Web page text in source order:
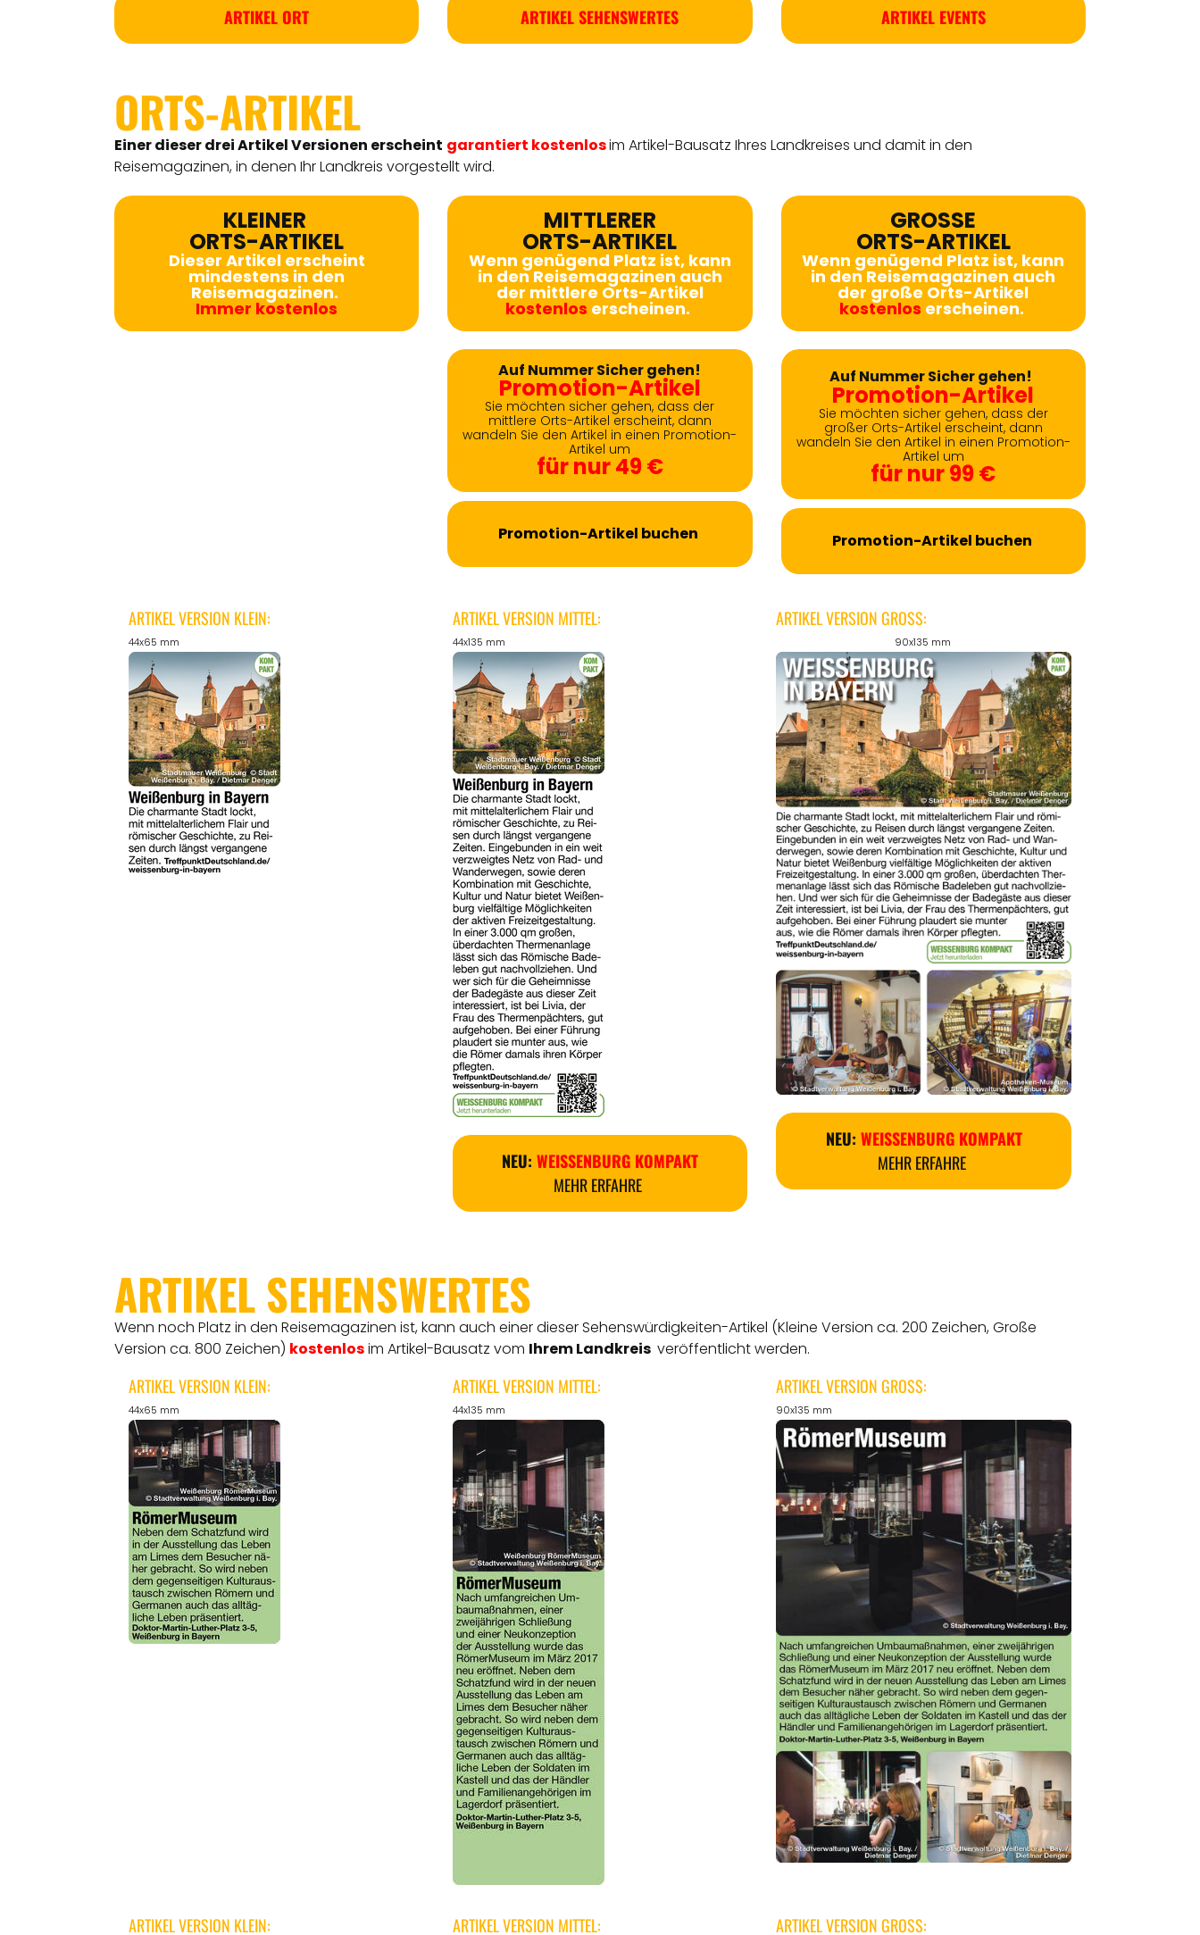
ARTIKEL ORT ARTIKEL SEHENSWERTES ARTIKEL EVENTS
ORTS-ARTIKEL
Einer dieser drei Artikel Versionen erscheint garantiert kostenlosim Artikel-Bausatz Ihres Landkreises und damit in den
Reisemagazinen, in denen Ihr Landkreis vorgestellt wird.
KLEINER
ORTS-ARTIKEL
Dieser Artikel erscheint
mindestens in den
Reisemagazinen.
Immer kostenlos
MITTLERER
ORTS-ARTIKEL
Wenn genügend Platz ist, kann
in den Reisemagazinen auch
der mittlere Orts-Artikel
kostenlos erscheinen.
Auf Nummer Sicher gehen!
Promotion-Artikel
Sie möchten sicher gehen, dass der
mittlere Orts-Artikel erscheint, dann
wandeln Sie den Artikel in einen Promotion-
Artikel um
für nur 49 €
Promotion-Artikel buchen
GROSSE
ORTS-ARTIKEL
Wenn genügend Platz ist, kann
in den Reisemagazinen auch
der große Orts-Artikel
kostenlos erscheinen.
Auf Nummer Sicher gehen!
Promotion-Artikel
Sie möchten sicher gehen, dass der
großer Orts-Artikel erscheint, dann
wandeln Sie den Artikel in einen Promotion-
Artikel um
für nur 99 €
Promotion-Artikel buchen
ARTIKEL VERSION KLEIN:
44x65 mm
ARTIKEL VERSION MITTEL:
44x135 mm
NEU: WEISSENBURG KOMPAKT
MEHR ERFAHRE
ARTIKEL VERSION GROSS:
90x135 mm
NEU: WEISSENBURG KOMPAKT
MEHR ERFAHRE
ARTIKEL SEHENSWERTES
Wenn noch Platz in den Reisemagazinen ist, kann auch einer dieser Sehenswürdigkeiten-Artikel (Kleine Version ca. 200 Zeichen, Große
Version ca. 800 Zeichen) kostenlosim Artikel-Bausatz vom Ihrem Landkreis veröffentlicht werden.
ARTIKEL VERSION KLEIN:
44x65 mm
ARTIKEL VERSION MITTEL:
44x135 mm
ARTIKEL VERSION GROSS:
90x135 mm
ARTIKEL VERSION KLEIN: ARTIKEL VERSION MITTEL: ARTIKEL VERSION GROSS: